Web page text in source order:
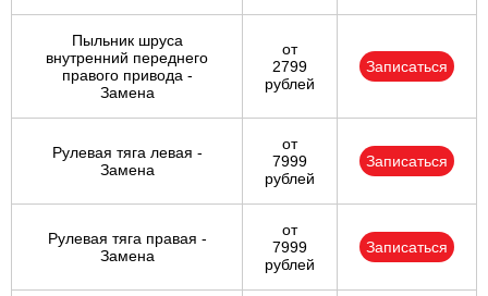
Пыльник шруса
внутренний переднего
правого привода -
Замена
от
2799
рублей
Записаться
Рулевая тяга левая -
Замена
от
7999
рублей
Записаться
Рулевая тяга правая -
Замена
от
7999
рублей
Записаться